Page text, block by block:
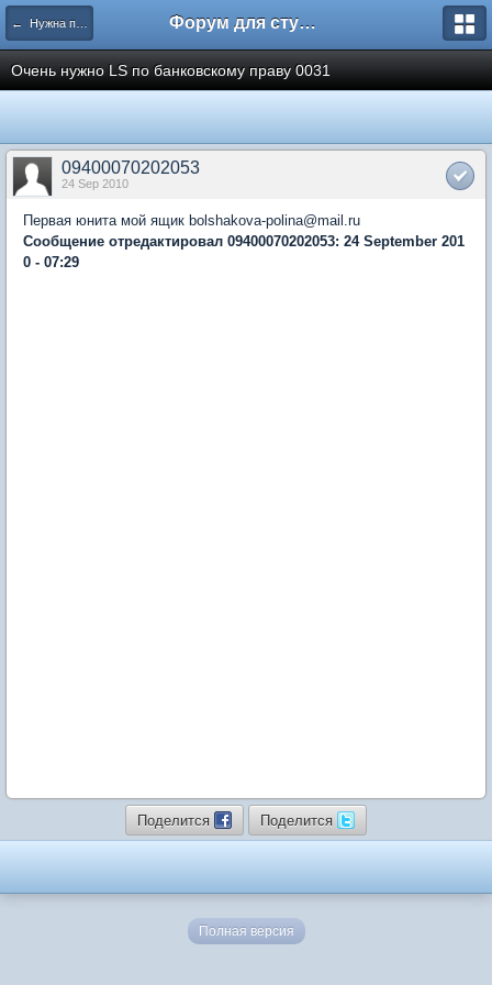
← Нужна помощь Форум для студента СГА
Очень нужно LS по банковскому праву 0031
09400070202053
24 Sep 2010
Первая юнита мой ящик bolshakova-polina@mail.ru
Сообщение отредактировал 09400070202053: 24 September 201
0 - 07:29
Поделится Поделится
Полная версия